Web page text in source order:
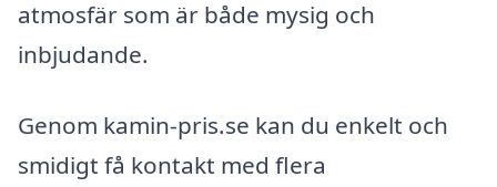
atmosfär som är både mysig och
inbjudande.
Genom kamin-pris.se kan du enkelt och
smidigt få kontakt med flera